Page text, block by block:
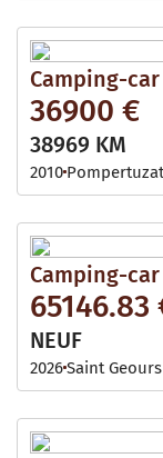
Camping-car
36900 €
38969 KM
2010
Camping-car
65146.83
NEUF
2026Saint